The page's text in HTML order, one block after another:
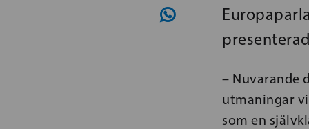
– Nuvarande
utmaningar
som en